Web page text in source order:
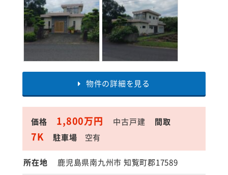
物件の詳細を見る
価格 1,800万円 中古戸建 間取
7K 駐車場 空有
所在地 鹿児島県南九州市 知覧町郡17589